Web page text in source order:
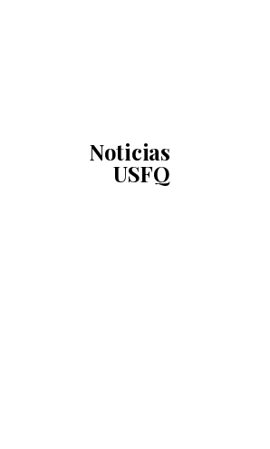
Noticias
USFQ